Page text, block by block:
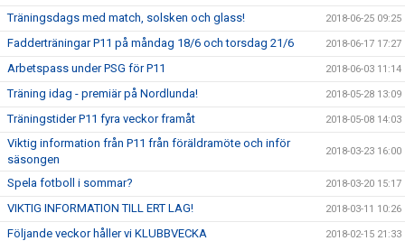
Träningsdags med match, solsken och glass! 2018-06-25 09:25
Fadderträningar P11 på måndag 18/6 och torsdag 21/6 2018-06-17 17:27
Arbetspass under PSG för P11 2018-06-03 11:14
Träning idag - premiär på Nordlunda! 2018-05-28 13:09
Träningstider P11 fyra veckor framåt 2018-05-08 14:03
Viktig information från P11 från föräldramöte och inför
säsongen
2018-03-23 16:00
Spela fotboll i sommar? 2018-03-20 15:17
VIKTIG INFORMATION TILL ERT LAG! 2018-03-11 10:26
Följande veckor håller vi KLUBBVECKA 2018-02-15 21:33